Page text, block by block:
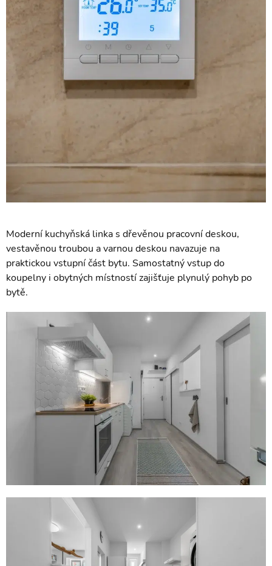
Moderní kuchyňská linka s dřevěnou pracovní deskou,
vestavěnou troubou a varnou deskou navazuje na
praktickou vstupní část bytu. Samostatný vstup do
koupelny i obytných místností zajišťuje plynulý pohyb po
bytě.